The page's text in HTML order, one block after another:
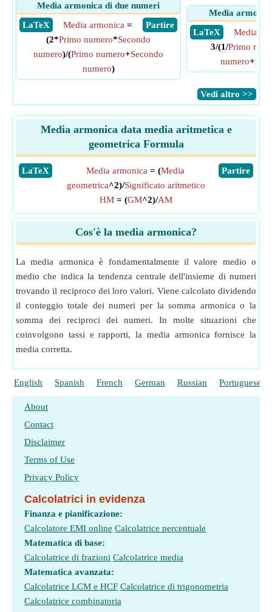
Media armonica di due numeri
​ LaTeX
​ Partire
Media armonica =
(2*Primo numero*Secondo
numero)/(Primo numero+Secondo
numero)
Media
​ LaTeX
Media
3/(1/Primo
numero+1/
​Vedi altro >>
Media armonica data media aritmetica e
geometrica Formula
​LaTeX ​Partire
Media armonica = (Media
geometrica^2)/Significato aritmetico
HM = (GM^2)/AM
Cos'è la media armonica?
La media armonica è fondamentalmente il valore medio o
medio che indica la tendenza centrale dell'insieme di numeri
trovando il reciproco dei loro valori. Viene calcolato dividendo
il conteggio totale dei numeri per la somma armonica o la
somma dei reciproci dei numeri. In molte situazioni che
coinvolgono tassi e rapporti, la media armonica fornisce la
media corretta.
English Spanish French German Russian Portuguese
About
Contact
Disclaimer
Terms of Use
Privacy Policy
Calcolatrici in evidenza
Finanza e pianificazione:
Calcolatore EMI online Calcolatrice percentuale
Matematica di base:
Calcolatrice di frazioni Calcolatrice media
Matematica avanzata:
Calcolatrice LCM e HCF Calcolatrice di trigonometria
Calcolatrice combinatoria